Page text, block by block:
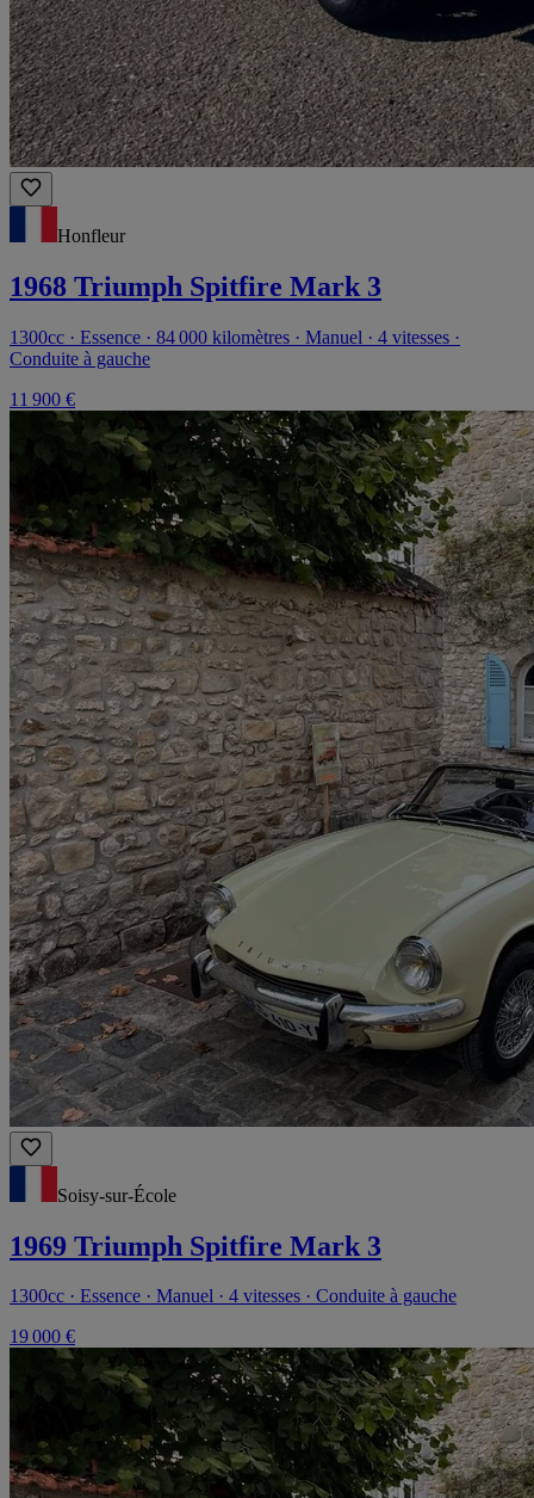
Honfleur
1968 Triumph Spitfire Mark 3
1300cc · Essence · 84 000 kilomètres · Manuel · 4 vitesses ·
Conduite à gauche
11 900 €
Soisy-sur-École
1969 Triumph Spitfire Mark 3
1300cc · Essence · Manuel · 4 vitesses · Conduite à gauche
19 000 €